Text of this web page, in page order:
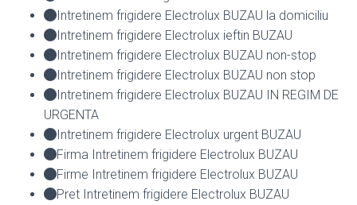
Intretinem frigidere Electrolux BUZAU la domiciliu
Intretinem frigidere Electrolux ieftin BUZAU
Intretinem frigidere Electrolux BUZAU non-stop
Intretinem frigidere Electrolux BUZAU non stop
Intretinem frigidere Electrolux BUZAU IN REGIM DE
URGENTA
Intretinem frigidere Electrolux urgent BUZAU
Firma Intretinem frigidere Electrolux BUZAU
Firme Intretinem frigidere Electrolux BUZAU
Pret Intretinem frigidere Electrolux BUZAU